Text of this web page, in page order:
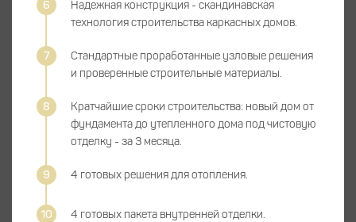
Надежная конструкция - скандинавская
технология строительства каркасных домов.
Стандартные проработанные узловые решения
и проверенные строительные материалы.
Кратчайшие сроки строительства: новый дом от
фундамента до утепленного дома под чистовую
отделку - за 3 месяца.
4 готовых решения для отопления.
4 готовых пакета внутренней отделки.